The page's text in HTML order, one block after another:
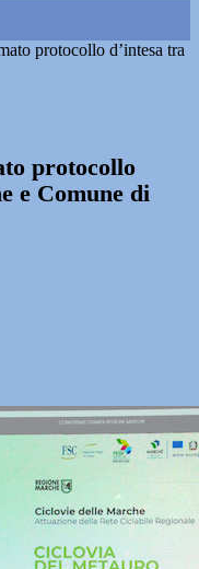
protocollo d’intesa tra
protocollo
e Comune di